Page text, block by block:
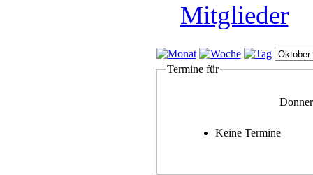
Mitglieder
Termine für
Keine Termine